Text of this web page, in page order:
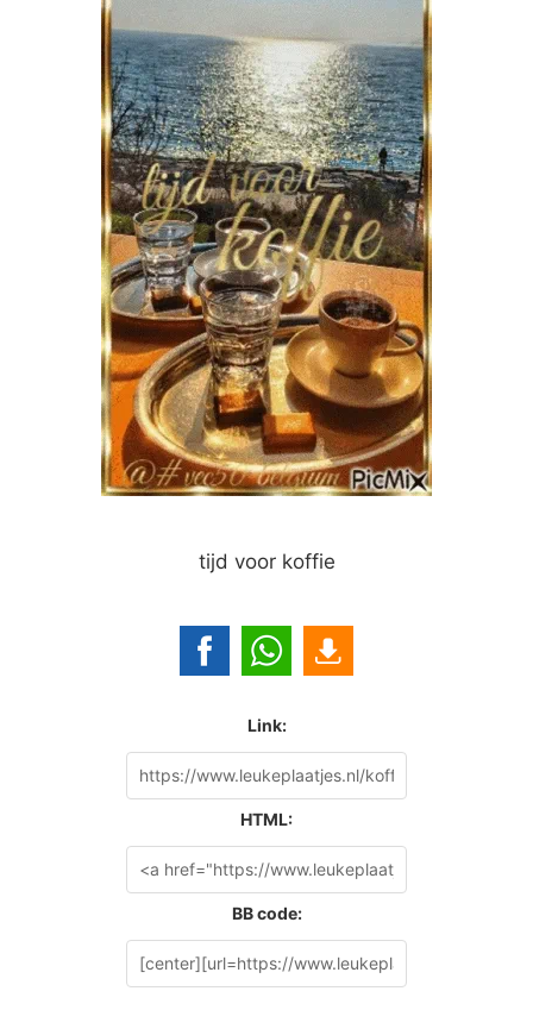
tijd voor koffie
Link:
HTML:
BB code: